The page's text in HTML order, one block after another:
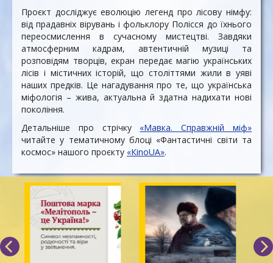
Проєкт досліджує еволюцію легенд про лісову німфу:
від прадавніх вірувань і фольклору Полісся до їхнього
переосмислення в сучасному мистецтві. Завдяки
атмосферним кадрам, автентичній музиці та
розповідям творців, екран передає магію українських
лісів і містичних історій, що століттями жили в уяві
наших предків. Це нагадування про те, що українська
міфологія – жива, актуальна й здатна надихати нові
покоління.
Детальніше про стрічку «Мавка. Справжній міф»
читайте у тематичному блоці «Фантастичні світи та
космос» нашого проєкту «КіnоUA».